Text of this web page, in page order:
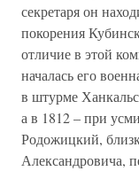
секретаря он
покорения
отличие в этой
началась его
в штурме
а в 1812 – при
Родожицкий,
Александровича,